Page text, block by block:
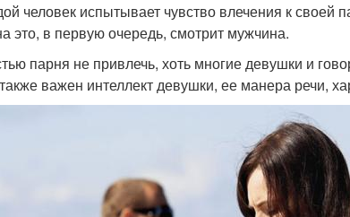
человек испытывает чувство влечения к своей
это, в первую очередь, смотрит мужчина.
парня не привлечь, хоть многие девушки и
важен интеллект девушки, ее манера речи,